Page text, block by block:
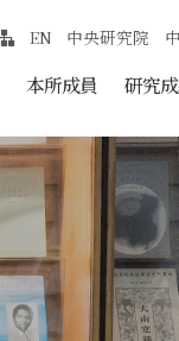
本所成員 研究
網站導覽
EN 中央研究院